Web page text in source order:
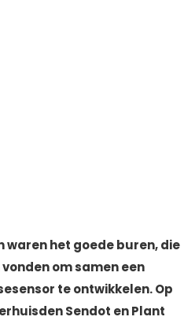
waren het goede buren, die
om samen een
te ontwikkelen. Op
Sendot en Plant